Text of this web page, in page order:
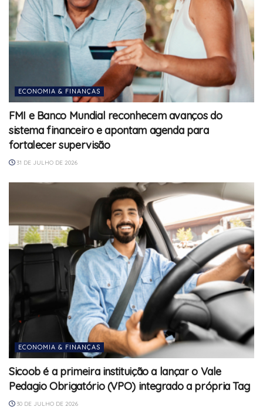
ECONOMIA & FINANÇAS
FMI e Banco Mundial reconhecem avanços do
sistema financeiro e apontam agenda para
fortalecer supervisão
31 DE JULHO DE 2026
ECONOMIA & FINANÇAS
Sicoob é a primeira instituição a lançar o Vale
Pedagio Obrigatório (VPO) integrado a própria Tag
30 DE JULHO DE 2026